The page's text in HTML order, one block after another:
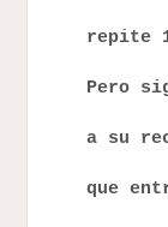
repite
Pero
a su
que